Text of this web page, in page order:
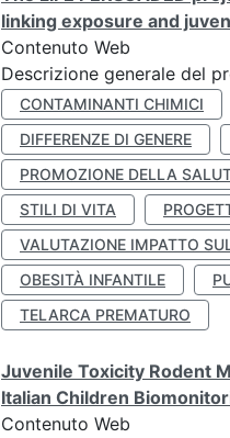
linking exposure and
Contenuto Web
Descrizione generale del
CONTAMINANTI CHIMICI
DIFFERENZE DI GENERE
PROMOZIONE DELLA
STILI DI VITA
VALUTAZIONE IMPATTO
OBESITÀ INFANTILE
TELARCA PREMATURO
Juvenile Toxicity Rodent
Italian Children
Contenuto Web